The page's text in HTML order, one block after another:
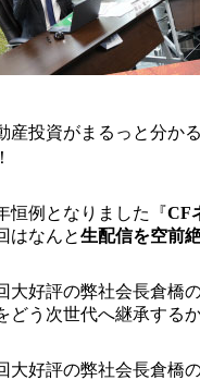
産投資がまるっと分か
恒例となりました『CF
はなんと生配信を空前
大好評の弊社会長倉橋
どう次世代へ継承する
大好評の弊社会長倉橋